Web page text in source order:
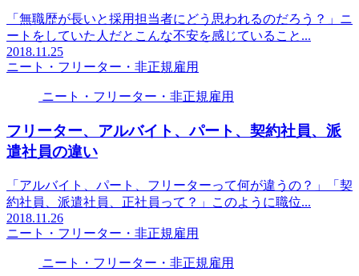
「無職歴が長いと採用担当者にどう思われるのだろう？」ニ
ートをしていた人だとこんな不安を感じていること...
2018.11.25
ニート・フリーター・非正規雇用
ニート・フリーター・非正規雇用
フリーター、アルバイト、パート、契約社員、派
遣社員の違い
「アルバイト、パート、フリーターって何が違うの？」「契
約社員、派遣社員、正社員って？」このように職位...
2018.11.26
ニート・フリーター・非正規雇用
ニート・フリーター・非正規雇用